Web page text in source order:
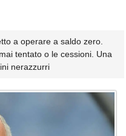
a operare a saldo zero.
tentato o le cessioni. Una
nerazzurri